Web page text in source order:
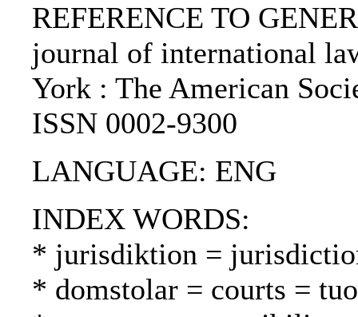
REFERENCE TO
journal of international
York : The American
ISSN 0002-9300
LANGUAGE: ENG
INDEX WORDS:
* jurisdiktion =
* domstolar = courts =